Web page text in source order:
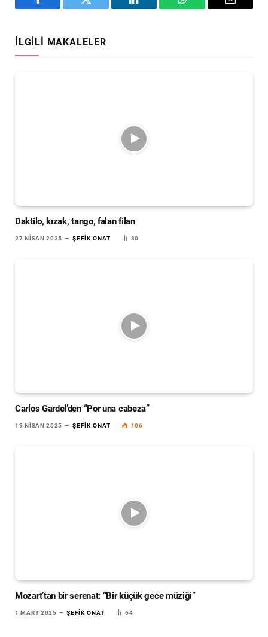
Facebook Twitter LinkedIn WhatsAppEmail
İLGILI MAKALELER
Daktilo, kızak, tango, falan filan
27 NISAN 2025 ŞEFIK ONAT 80
Carlos Gardel’den “Por una cabeza”
19 NISAN 2025 ŞEFIK ONAT 106
Mozart’tan bir serenat: “Bir küçük gece müziği”
1 MART 2025 ŞEFIK ONAT 64